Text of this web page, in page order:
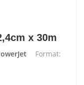
x 30m
Format: